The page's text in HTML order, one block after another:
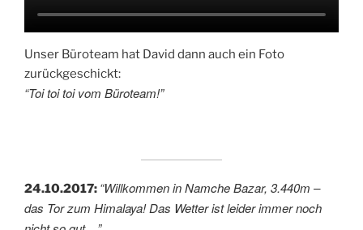
Unser Büroteam hat David dann auch ein Foto
zurückgeschickt:
“Toi toi toi vom Büroteam!”
24.10.2017: “Willkommen in Namche Bazar, 3.440m –
das Tor zum Himalaya! Das Wetter ist leider immer noch